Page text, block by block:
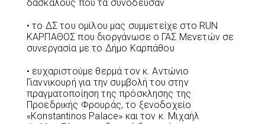
δασκάλους που τα συνόδευσαν
• το ΔΣ του ομίλου μας συμμετείχε στο RUN
ΚΑΡΠΑΘΟΣ που διοργάνωσε ο ΓΑΣ Μενετών σε
συνεργασία με το Δήμο Καρπάθου
• ευχαριστούμε θερμά τον κ. Αντώνιο
Γιαννικουρή για την συμβολή του στην
πραγματοποίηση της πρόσκλησης της
Προεδρικής Φρουράς, το ξενοδοχείο
«Konstantinos Palace» και τον κ. Mιχαήλ